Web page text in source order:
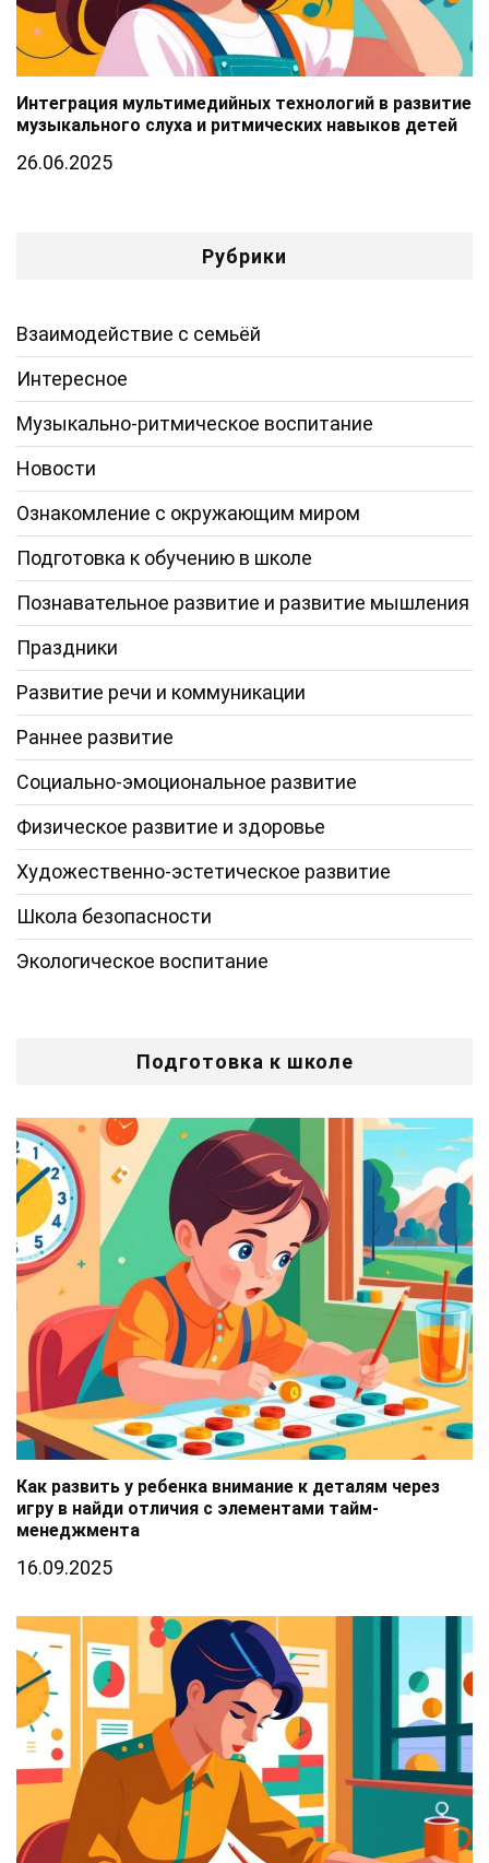
Интеграция мультимедийных технологий в развитие
музыкального слуха и ритмических навыков детей
26.06.2025
Рубрики
Взаимодействие с семьёй
Интересное
Музыкально-ритмическое воспитание
Новости
Ознакомление с окружающим миром
Подготовка к обучению в школе
Познавательное развитие и развитие мышления
Праздники
Развитие речи и коммуникации
Раннее развитие
Социально-эмоциональное развитие
Физическое развитие и здоровье
Художественно-эстетическое развитие
Школа безопасности
Экологическое воспитание
Подготовка к школе
Как развить у ребенка внимание к деталям через
игру в найди отличия с элементами тайм-
менеджмента
16.09.2025